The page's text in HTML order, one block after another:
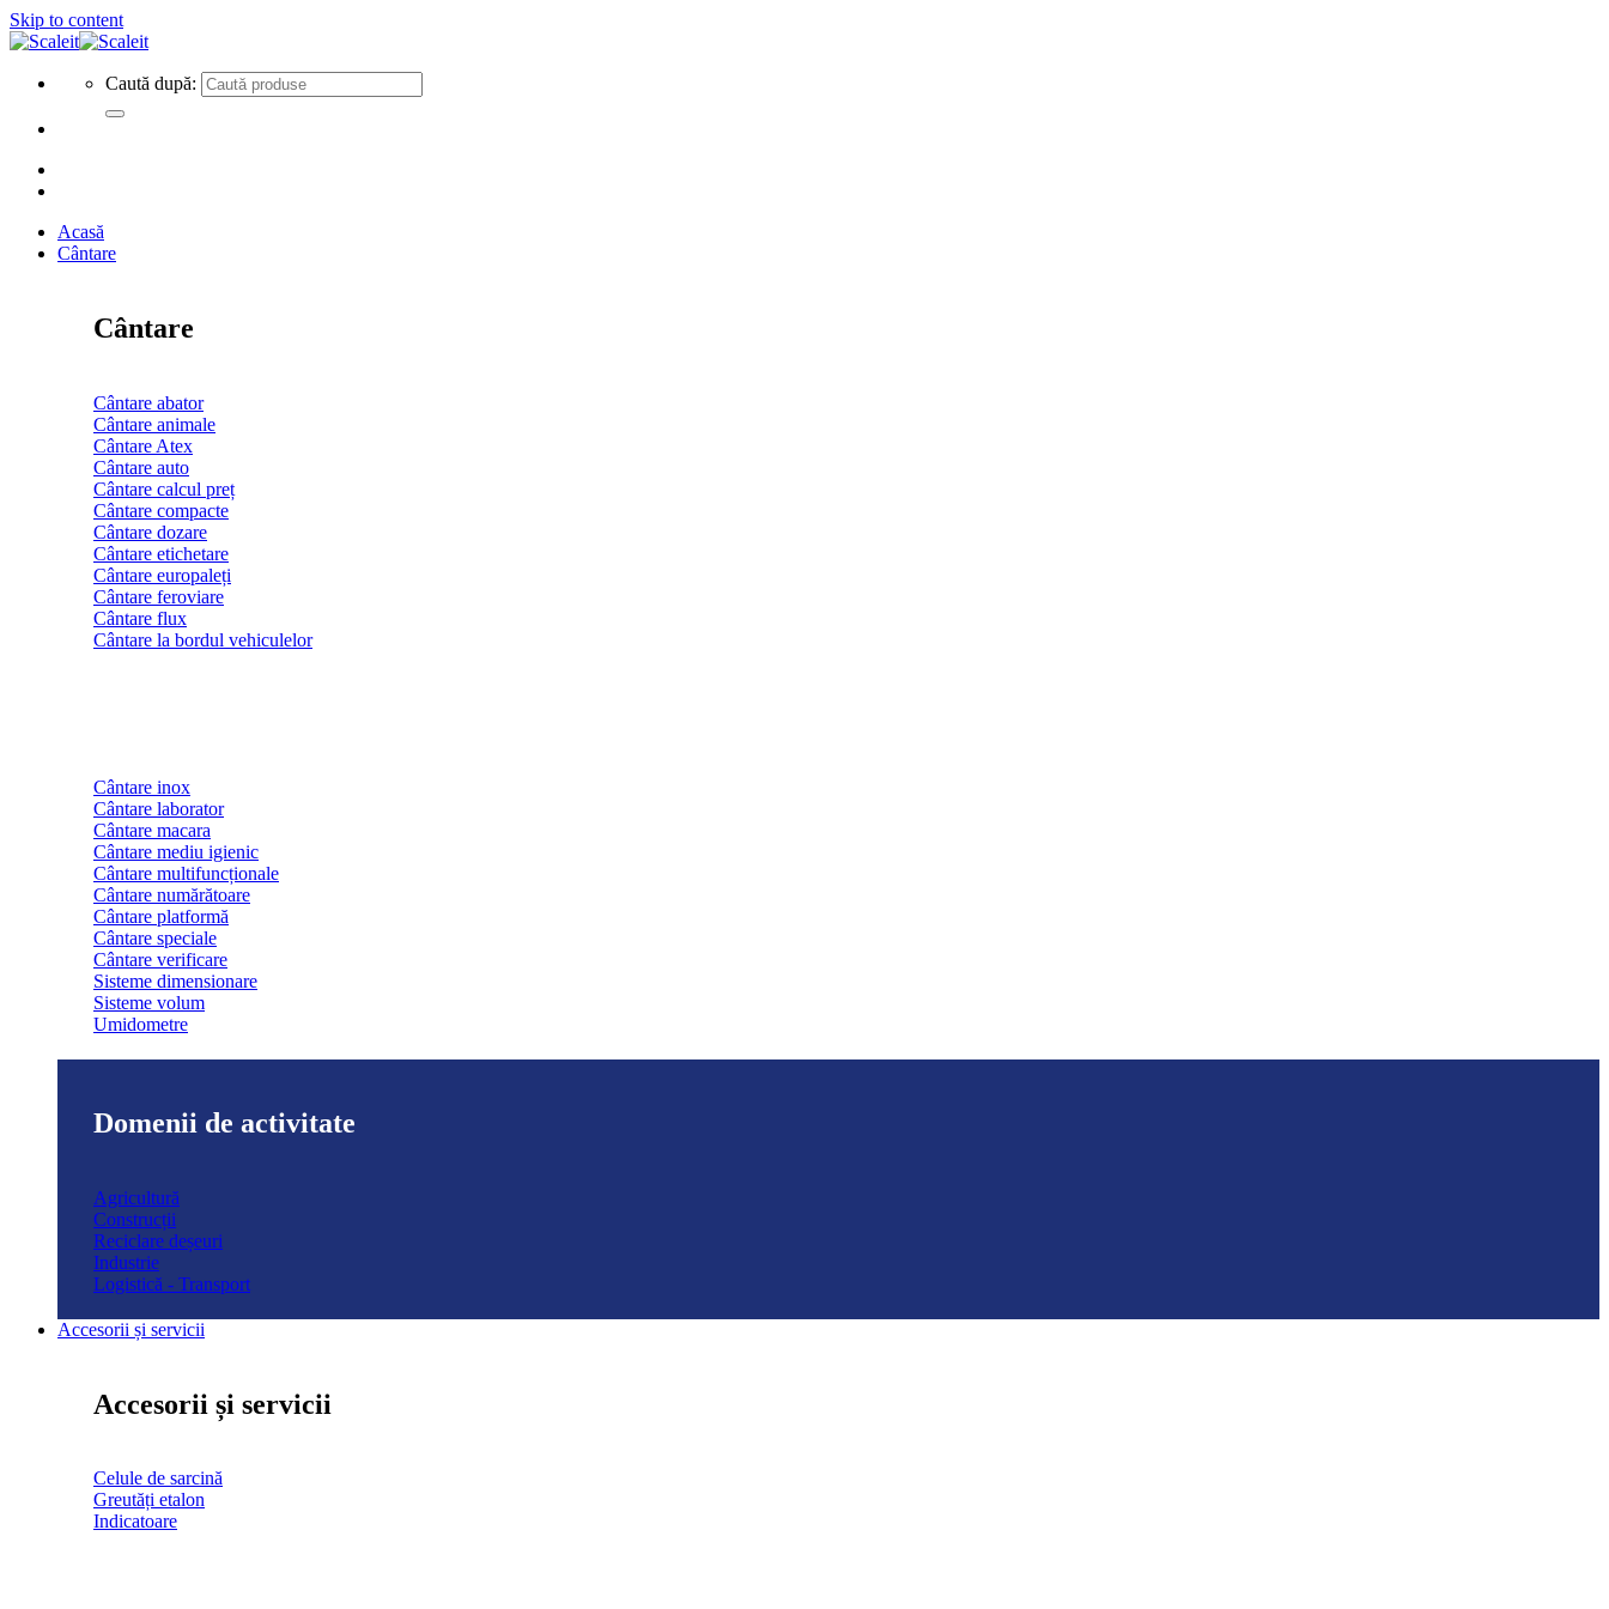
Skip to content
Caută după:
Acasă
Cântare
Cântare
Cântare abator
Cântare animale
Cântare Atex
Cântare auto
Cântare calcul preț
Cântare compacte
Cântare dozare
Cântare etichetare
Cântare europaleți
Cântare feroviare
Cântare flux
Cântare la bordul vehiculelor
Cântare inox
Cântare laborator
Cântare macara
Cântare mediu igienic
Cântare multifuncționale
Cântare numărătoare
Cântare platformă
Cântare speciale
Cântare verificare
Sisteme dimensionare
Sisteme volum
Umidometre
Domenii de activitate
Agricultură
Construcții
Reciclare deșeuri
Industrie
Logistică - Transport
Accesorii și servicii
Accesorii și servicii
Celule de sarcină
Greutăți etalon
Indicatoare